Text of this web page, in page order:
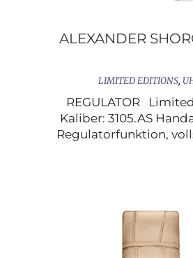
ALEXANDER
LIMITED EDITIONS,
REGULATOR
Kaliber: 3105.AS
Regulatorfunktion,